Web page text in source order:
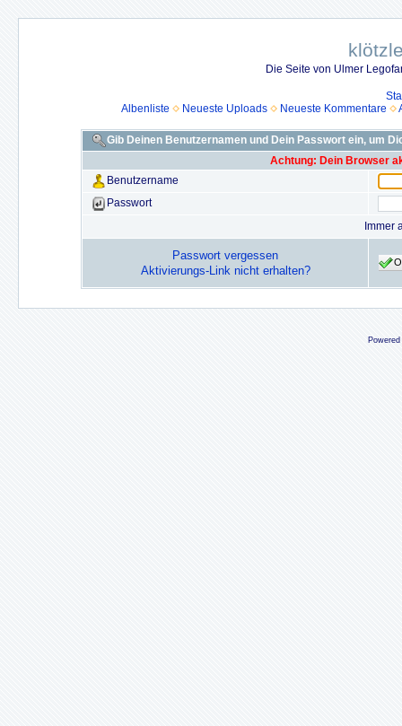
Die Seite von Ulmer
Albenliste
Neueste Uploads Neueste Kommentare
Gib Deinen Benutzernamen und Dein Passwort ein, um
Achtung: Dein Browser
Benutzername
Passwort
Immer
Passwort vergessen
Aktivierungs-Link nicht erhalten?